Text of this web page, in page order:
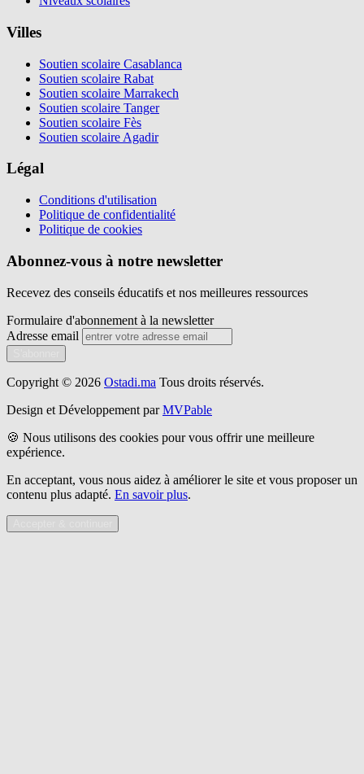
Villes
Soutien scolaire Casablanca
Soutien scolaire Rabat
Soutien scolaire Marrakech
Soutien scolaire Tanger
Soutien scolaire Fès
Soutien scolaire Agadir
Légal
Conditions d'utilisation
Politique de confidentialité
Politique de cookies
Abonnez-vous à notre newsletter
Recevez des conseils éducatifs et nos meilleures ressources
Formulaire d'abonnement à la newsletter
Adresse email
Copyright © 2026 Ostadi.ma Tous droits réservés.
Design et Développement par MVPable
🍪 Nous utilisons des cookies pour vous offrir une meilleure
expérience.
En acceptant, vous nous aidez à améliorer le site et vous proposer un
contenu plus adapté. En savoir plus.